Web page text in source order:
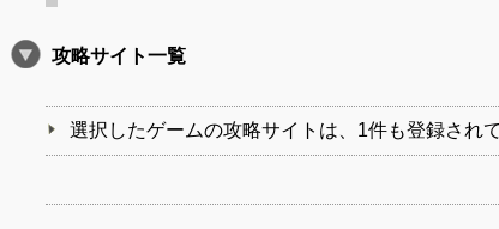
攻略サイト一覧
選択したゲームの攻略サイトは、1件も登録され